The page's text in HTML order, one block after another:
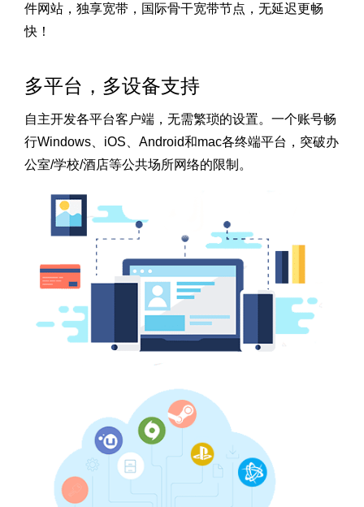
件网站，独享宽带，国际骨干宽带节点，无延迟更畅
快！
多平台，多设备支持
自主开发各平台客户端，无需繁琐的设置。一个账号畅
行Windows、iOS、Android和mac各终端平台，突破办
公室/学校/酒店等公共场所网络的限制。